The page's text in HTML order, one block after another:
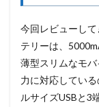
今回レビューし
テリーは、
薄型スリムなモ
力に対応してい
ルサイズUSBと3